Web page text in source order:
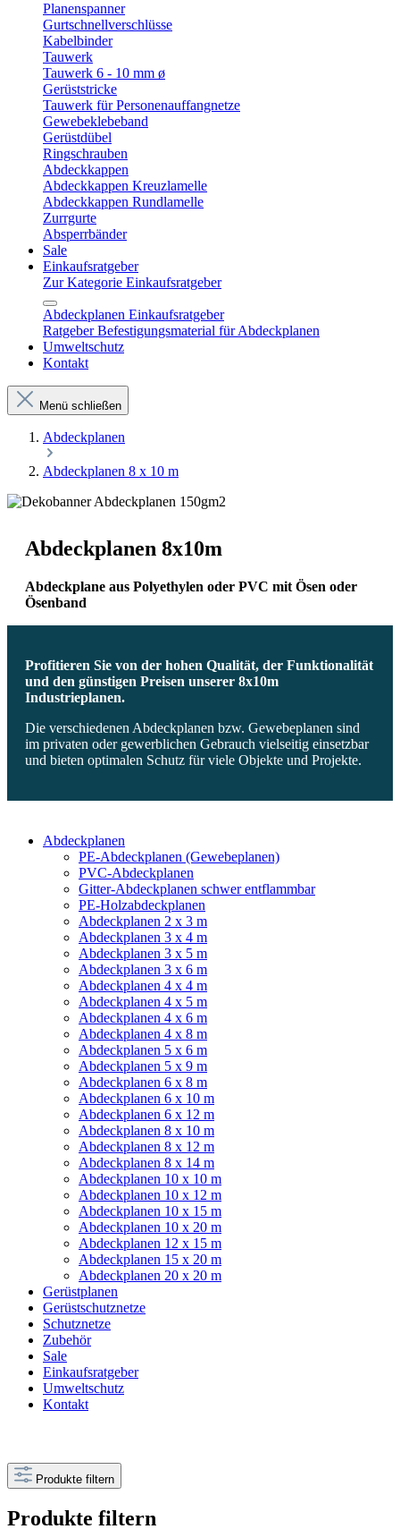
Planenspanner
Gurtschnellverschlüsse
Kabelbinder
Tauwerk
Tauwerk 6 - 10 mm ø
Gerüststricke
Tauwerk für Personenauffangnetze
Gewebeklebeband
Gerüstdübel
Ringschrauben
Abdeckkappen
Abdeckkappen Kreuzlamelle
Abdeckkappen Rundlamelle
Zurrgurte
Absperrbänder
Sale
Einkaufsratgeber
Zur Kategorie Einkaufsratgeber
Abdeckplanen Einkaufsratgeber
Ratgeber Befestigungsmaterial für Abdeckplanen
Umweltschutz
Kontakt
Menü schließen
Abdeckplanen
Abdeckplanen 8 x 10 m
Abdeckplanen 8x10m
Abdeckplane aus Polyethylen oder PVC mit Ösen oder
Ösenband
Profitieren Sie von der hohen Qualität, der Funktionalität
und den günstigen Preisen unserer 8x10m
Industrieplanen.
Die verschiedenen Abdeckplanen bzw. Gewebeplanen sind
im privaten oder gewerblichen Gebrauch vielseitig einsetzbar
und bieten optimalen Schutz für viele Objekte und Projekte.
Abdeckplanen
PE-Abdeckplanen (Gewebeplanen)
PVC-Abdeckplanen
Gitter-Abdeckplanen schwer entflammbar
PE-Holzabdeckplanen
Abdeckplanen 2 x 3 m
Abdeckplanen 3 x 4 m
Abdeckplanen 3 x 5 m
Abdeckplanen 3 x 6 m
Abdeckplanen 4 x 4 m
Abdeckplanen 4 x 5 m
Abdeckplanen 4 x 6 m
Abdeckplanen 4 x 8 m
Abdeckplanen 5 x 6 m
Abdeckplanen 5 x 9 m
Abdeckplanen 6 x 8 m
Abdeckplanen 6 x 10 m
Abdeckplanen 6 x 12 m
Abdeckplanen 8 x 10 m
Abdeckplanen 8 x 12 m
Abdeckplanen 8 x 14 m
Abdeckplanen 10 x 10 m
Abdeckplanen 10 x 12 m
Abdeckplanen 10 x 15 m
Abdeckplanen 10 x 20 m
Abdeckplanen 12 x 15 m
Abdeckplanen 15 x 20 m
Abdeckplanen 20 x 20 m
Gerüstplanen
Gerüstschutznetze
Schutznetze
Zubehör
Sale
Einkaufsratgeber
Umweltschutz
Kontakt
Produkte filtern
Produkte filtern